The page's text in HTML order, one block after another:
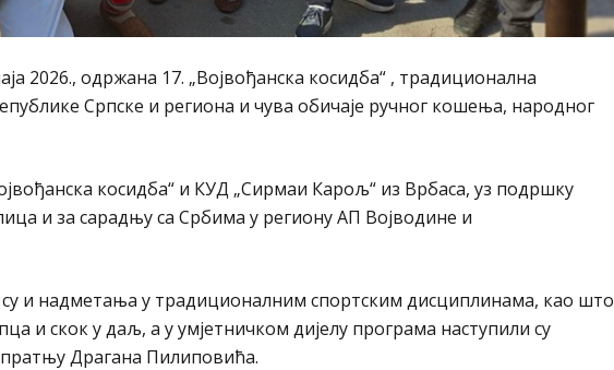
2026., одржана 17. „Војвођанска косидба“ , традиционална
Српске и региона и чува обичаје ручног кошења, народног
косидба“ и КУД „Сирмаи Карољ“ из Врбаса, уз подршку
и за сарадњу са Србима у региону АП Војводине и
и надметања у традиционалним спортским дисциплинама, као што
и скок у даљ, а у умјетничком дијелу програма наступили су
Драгана Пилиповића.